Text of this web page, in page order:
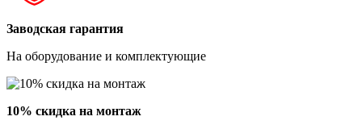
Заводская гарантия
На оборудование и комплектующие
10% скидка на монтаж